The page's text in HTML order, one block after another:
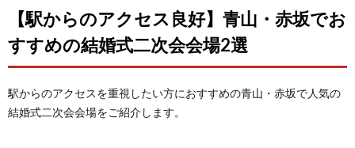
【駅からのアクセス良好】青山・赤坂でお
すすめの結婚式二次会会場2選
駅からのアクセスを重視したい方におすすめの青山・赤坂で人気の
結婚式二次会会場をご紹介します。